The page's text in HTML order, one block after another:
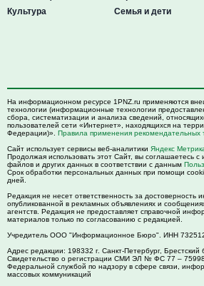
Культура
Семья и дети
На информационном ресурсе 1PNZ.ru применяются
технологии (информационные технологии
сбора, систематизации и анализа сведений,
пользователей сети «Интернет», находящихся на
Федерации)». Правила применения рекомендательных
Сайт использует сервисы веб-аналитики Яндекс
Продолжая использовать этот Сайт, вы соглашаетесь с
файлов и других данных в соответствии с данным
Срок обработки персональных данных при помощи
дней.
Редакция не несет ответственность за достоверность
опубликованной в рекламных объявлениях и
агентств. Редакция не предоставляет справочной
материалов только по согласованию с редакцией.
Учредитель ООО "Информационное Бюро". ИНН
Адрес редакции: 198332 г. Санкт-Петербург, Брестский
Свидетельство о регистрации СМИ ЭЛ № ФС 77 –
Федеральной службой по надзору в сфере связи,
массовых коммуникаций